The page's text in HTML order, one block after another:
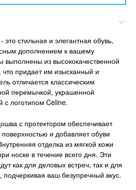
стильная и элегантная обувь,
дополнением к вашему
из высококачественной
что придает им изысканный и
отличается классическим
перемычкой, украшенной
с логотипом Celine.
с протектором обеспечивает
и добавляет обуви
отделка из мягкой кожи
носке в течение всего дня. Эти
как для деловых встреч, так и для
подчеркивая ваш безупречный вкус.